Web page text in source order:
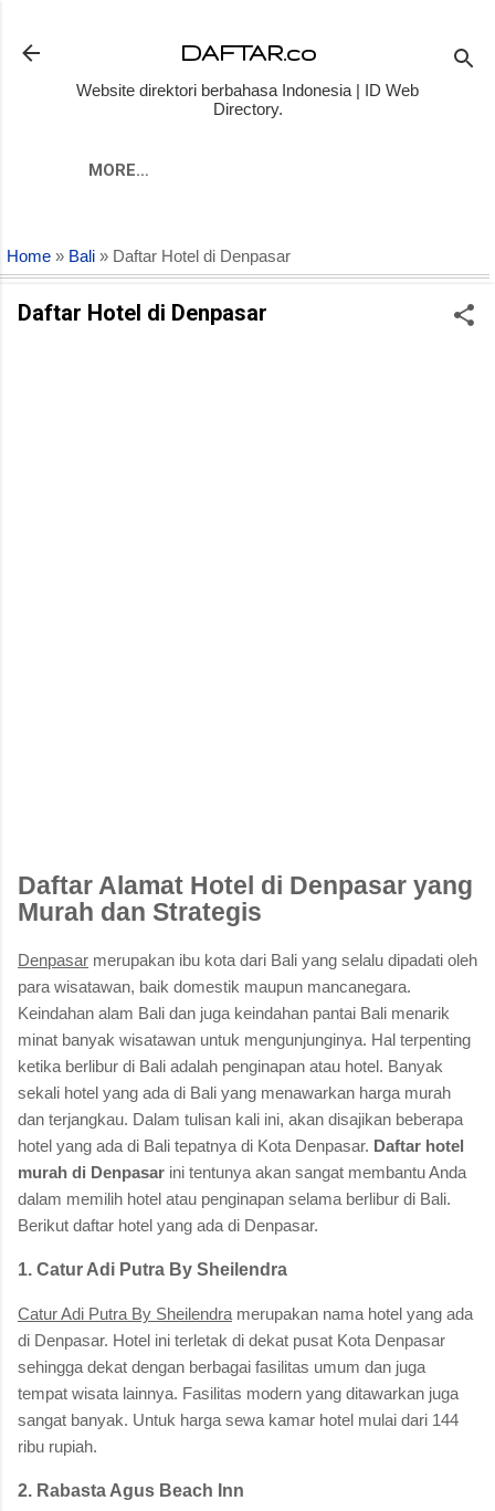
DAFTAR.co
Website direktori berbahasa Indonesia | ID Web
Directory.
MORE…
Home » Bali » Daftar Hotel di Denpasar
Daftar Hotel di Denpasar
Daftar Alamat Hotel di Denpasar yang
Murah dan Strategis
Denpasar merupakan ibu kota dari Bali yang selalu dipadati oleh
para wisatawan, baik domestik maupun mancanegara.
Keindahan alam Bali dan juga keindahan pantai Bali menarik
minat banyak wisatawan untuk mengunjunginya. Hal terpenting
ketika berlibur di Bali adalah penginapan atau hotel. Banyak
sekali hotel yang ada di Bali yang menawarkan harga murah
dan terjangkau. Dalam tulisan kali ini, akan disajikan beberapa
hotel yang ada di Bali tepatnya di Kota Denpasar. Daftar hotel
murah di Denpasar ini tentunya akan sangat membantu Anda
dalam memilih hotel atau penginapan selama berlibur di Bali.
Berikut daftar hotel yang ada di Denpasar.
1. Catur Adi Putra By Sheilendra
Catur Adi Putra By Sheilendra merupakan nama hotel yang ada
di Denpasar. Hotel ini terletak di dekat pusat Kota Denpasar
sehingga dekat dengan berbagai fasilitas umum dan juga
tempat wisata lainnya. Fasilitas modern yang ditawarkan juga
sangat banyak. Untuk harga sewa kamar hotel mulai dari 144
ribu rupiah.
2. Rabasta Agus Beach Inn